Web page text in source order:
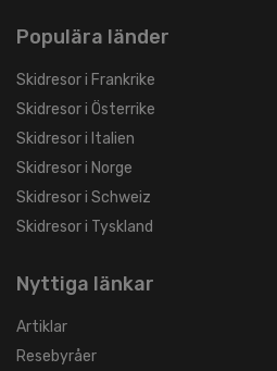
Populära länder
Skidresor i Frankrike
Skidresor i Österrike
Skidresor i Italien
Skidresor i Norge
Skidresor i Schweiz
Skidresor i Tyskland
Nyttiga länkar
Artiklar
Resebyråer